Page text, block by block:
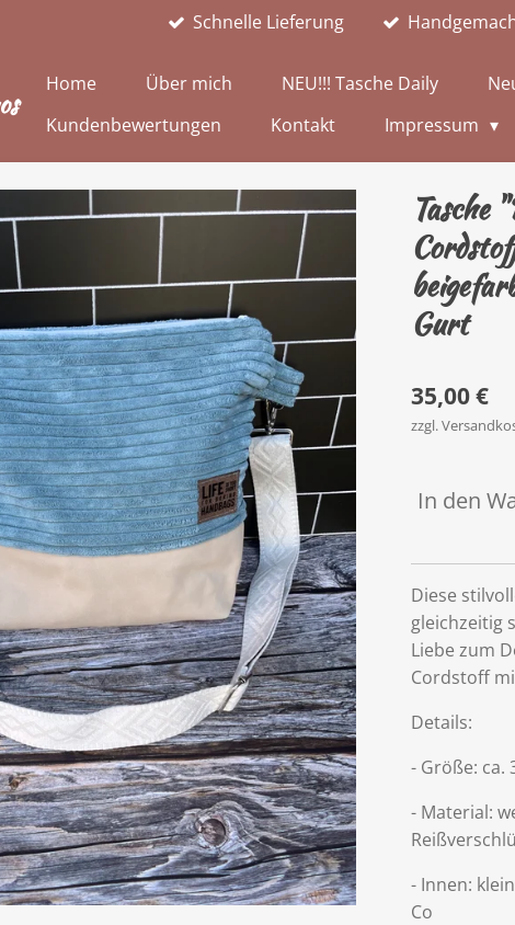
Schnelle Lieferung
Home Über mich NEU!!! Tasche Daily
Kundenbewertungen
Kontakt Impressum
Tasche
Gurt
35,00 €
zzgl.
In den
Diese
gleichzeitig
Liebe zum
Cordstoff
Details:
- Größe: ca.
- Material:
- Innen:
Co